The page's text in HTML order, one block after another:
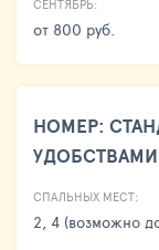
СЕНТЯБРЬ:
от 800 руб.
НОМЕР:
СПАЛЬНЫХ МЕСТ:
2, 4 (возможно